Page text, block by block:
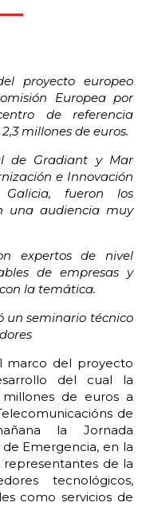
proyecto europeo
Europea por
de referencia
millones de euros.
de Gradiant y Mar
e Innovación
fueron los
una audiencia muy
expertos de nivel
de empresas y
la temática.
un seminario técnico
marco del proyecto
del cual la
de euros a
de
la Jornada
Emergencia, en la
representantes de la
tecnológicos,
como servicios de